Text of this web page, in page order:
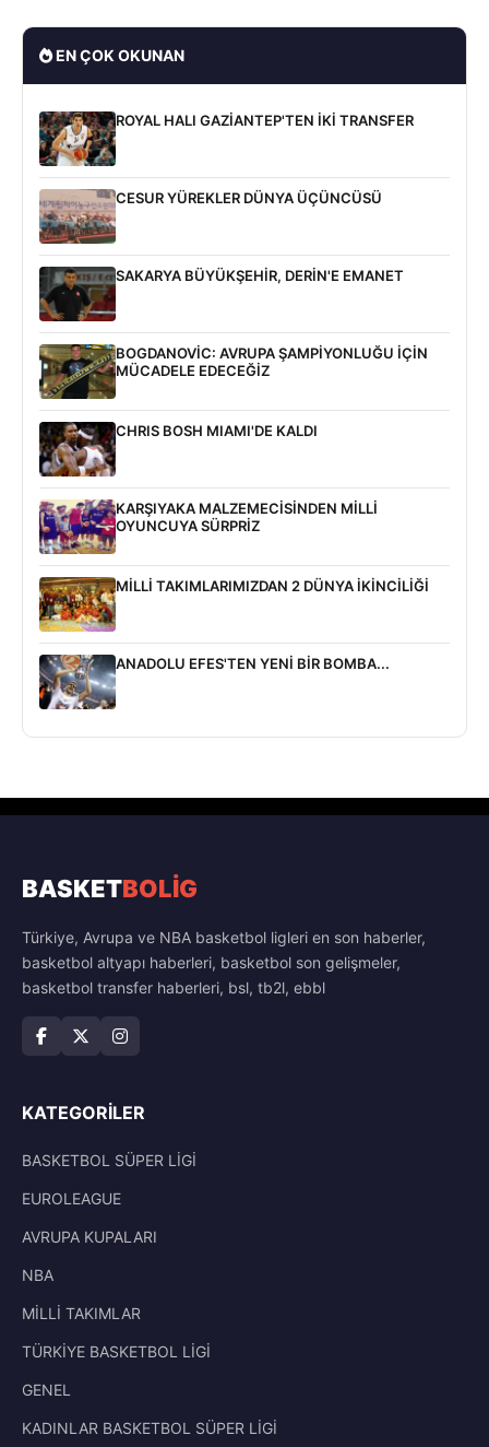
EN ÇOK OKUNAN
ROYAL HALI GAZİANTEP'TEN İKİ TRANSFER
CESUR YÜREKLER DÜNYA ÜÇÜNCÜSÜ
SAKARYA BÜYÜKŞEHİR, DERİN'E EMANET
BOGDANOVİC: AVRUPA ŞAMPİYONLUĞU İÇİN
MÜCADELE EDECEĞİZ
CHRIS BOSH MIAMI'DE KALDI
KARŞIYAKA MALZEMECİSİNDEN MİLLİ
OYUNCUYA SÜRPRİZ
MİLLİ TAKIMLARIMIZDAN 2 DÜNYA İKİNCİLİĞİ
ANADOLU EFES'TEN YENİ BİR BOMBA...
BASKETBOLİG
Türkiye, Avrupa ve NBA basketbol ligleri en son haberler,
basketbol altyapı haberleri, basketbol son gelişmeler,
basketbol transfer haberleri, bsl, tb2l, ebbl
KATEGORILER
BASKETBOL SÜPER LİGİ
EUROLEAGUE
AVRUPA KUPALARI
NBA
MİLLİ TAKIMLAR
TÜRKİYE BASKETBOL LİGİ
GENEL
KADINLAR BASKETBOL SÜPER LİGİ